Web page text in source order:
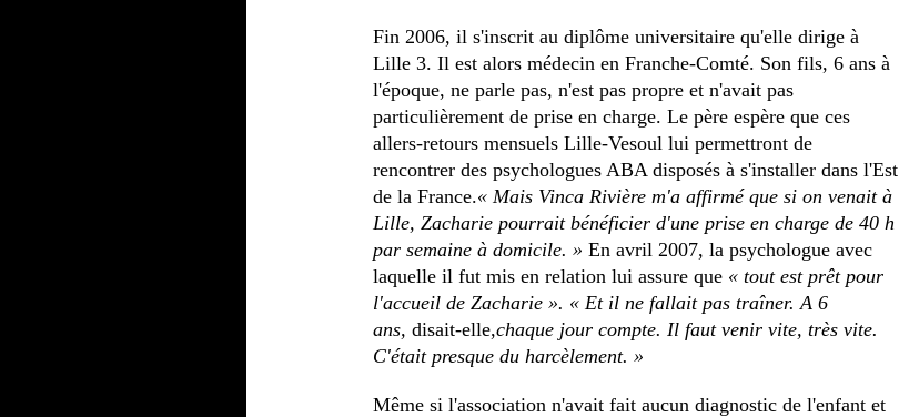
Fin 2006, il s'inscrit au diplôme universitaire qu'elle dirige à
Lille 3. Il est alors médecin en Franche-Comté. Son fils, 6 ans à
l'époque, ne parle pas, n'est pas propre et n'avait pas
particulièrement de prise en charge. Le père espère que ces
allers-retours mensuels Lille-Vesoul lui permettront de
rencontrer des psychologues ABA disposés à s'installer dans l'Est
de la France.« Mais Vinca Rivière m'a affirmé que si on venait à
Lille, Zacharie pourrait bénéficier d'une prise en charge de 40 h
par semaine à domicile. » En avril 2007, la psychologue avec
laquelle il fut mis en relation lui assure que « tout est prêt pour
l'accueil de Zacharie ». « Et il ne fallait pas traîner. A 6
ans, disait-elle,chaque jour compte. Il faut venir vite, très vite.
C'était presque du harcèlement. »
Même si l'association n'avait fait aucun diagnostic de l'enfant et